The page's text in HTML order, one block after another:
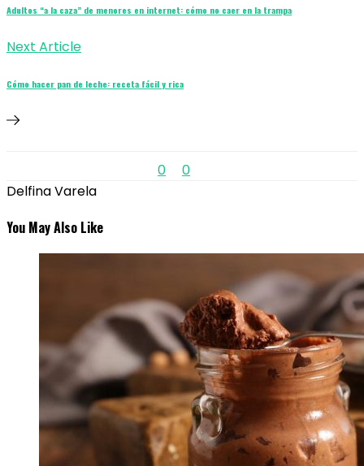
Adultos “a la caza” de menores en internet: cómo no caer en la trampa
Next Article
Cómo hacer pan de leche: receta fácil y rica
0
0
Delfina Varela
You May Also Like